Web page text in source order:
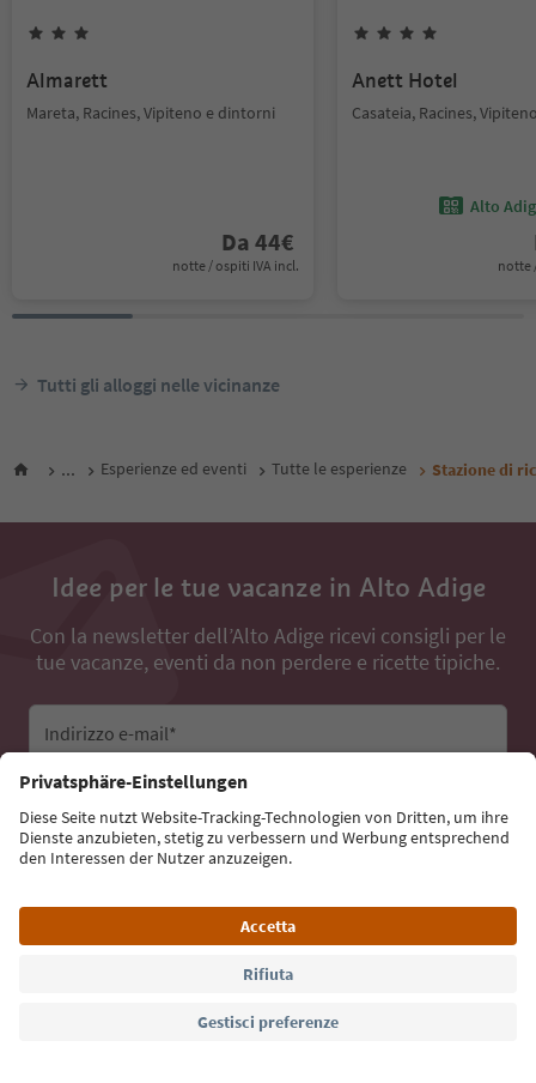
Almarett
Mareta, Racines, Vipiteno e dintorni
Da 44€
notte / ospiti IVA incl.
Anett Hotel
Casateia, Racines,
Alto
notte
Tutti gli alloggi nelle vicinanze
... Esperienze ed eventi Tutte le esperienze Stazione di
Idee per le tue vacanze in Alto Adige
Con la newsletter dell’Alto Adige ricevi consigli per le
tue vacanze, eventi da non perdere e ricette tipiche.
Indirizzo e-mail*
Iscriviti alla newsletter